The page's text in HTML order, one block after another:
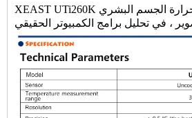
XEAST UTi260K باليد أداة قياس درجة حرارة الجسم البشري
، في تحليل برامج الكمبيوتر الحقيقي